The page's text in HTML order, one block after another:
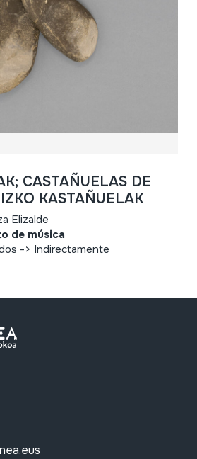
CASTAÑUELAS DE
KASTAÑUELAK
Elizalde
de música
-> Indirectamente